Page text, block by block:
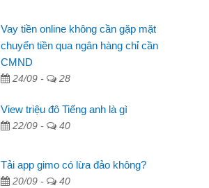
Vay tiền online không cần gặp mặt
chuyển tiền qua ngân hàng chỉ cần
CMND
24/09 - 28
View triệu đô Tiếng anh là gì
22/09 - 40
Tải app gimo có lừa đảo không?
20/09 - 40